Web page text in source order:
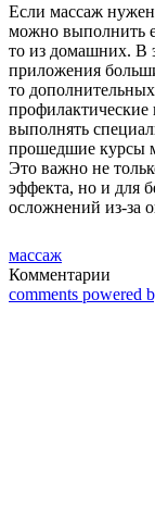
Если массаж нужен
можно выполнить
то из домашних. В
приложения
то
выполнять
прошедшие курсы
Это важно не
эффекта, но и для
осложнений из-за
массаж
Комментарии
comments powered